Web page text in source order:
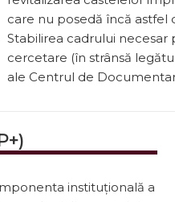
care nu posedă încă astfel
Stabilirea cadrului
cercetare (în strânsă
ale Centrul de
instituțională a